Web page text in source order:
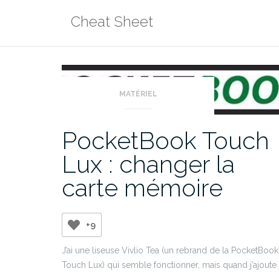
Cheat Sheet
MATÉRIEL
PocketBook Touch
Lux : changer la
carte mémoire
+9
J’ai une liseuse Vivlio Tea (un rebrand de la PocketBook
Touch Lux) qui semble fonctionner, mais quand j’ajoute